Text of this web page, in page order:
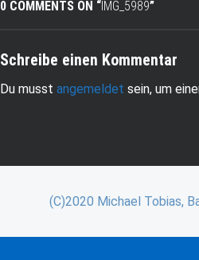
0 COMMENTS ON “IMG_5989”
Schreibe einen Kommentar
Du musstangemeldet sein, um
(C)2020 Michael Tobias,